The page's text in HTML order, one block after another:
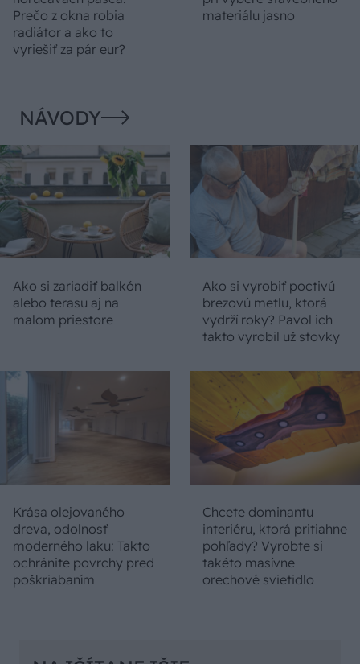
Prečo z okna robia
radiátor a ako to
vyriešiť za pár eur?
materiálu jasno
NÁVODY
Ako si zariadiť balkón
alebo terasu aj na
malom priestore
Ako si vyrobiť poctivú
brezovú metlu, ktorá
vydrží roky? Pavol ich
takto vyrobil už stovky
Krása olejovaného
dreva, odolnosť
moderného laku: Takto
ochránite povrchy pred
poškriabaním
Chcete dominantu
interiéru, ktorá pritiahne
pohľady? Vyrobte si
takéto masívne
orechové svietidlo